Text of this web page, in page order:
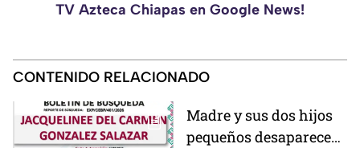
TV Azteca Chiapas en Google News!
CONTENIDO RELACIONADO
Madre y sus dos hijos
pequeños desaparecen